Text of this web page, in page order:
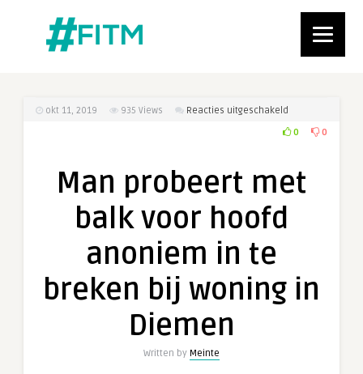
okt 11, 2019 935 Views Reacties uitgeschakeld
Man
balk
breken
0 0
Man probeert met
balk voor hoofd
anoniem in te
breken bij woning in
Diemen
Written by Meinte